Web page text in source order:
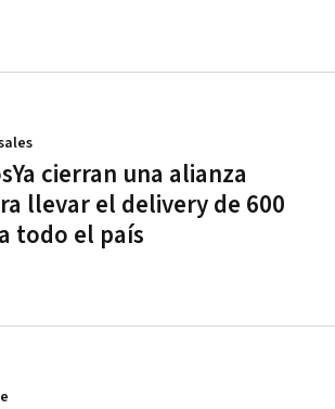
cierran una alianza
llevar el delivery de 600
todo el país